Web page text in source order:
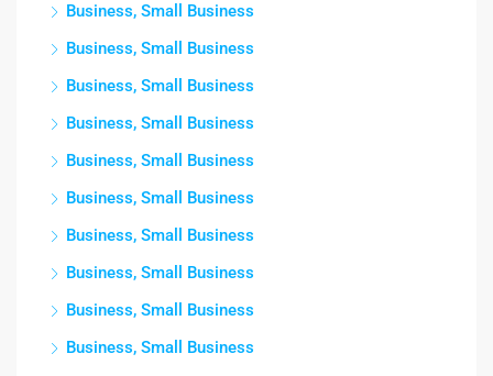
Business, Small Business
Business, Small Business
Business, Small Business
Business, Small Business
Business, Small Business
Business, Small Business
Business, Small Business
Business, Small Business
Business, Small Business
Business, Small Business